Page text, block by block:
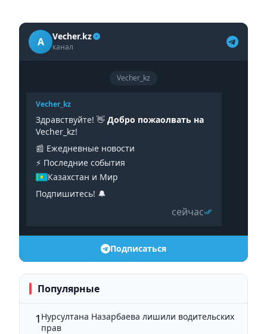
A Vecher.kz
канал
Vecher_kz
Vecher_kz
Здравствуйте! 👋 Добро пожаолвать на
Vecher_kz!
📰 Ежедневные новости
⚡️ Последние события
Казахстан и Мир
Подпишитесь! 🔔
сейчас
Подписаться
Популярные
1 Нурсултана Назарбаева лишили водительских
прав